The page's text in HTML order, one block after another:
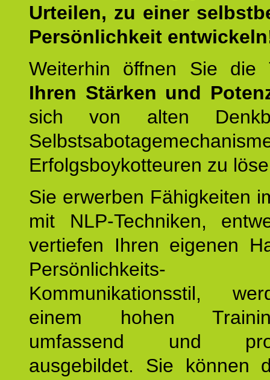
Urteilen, zu einer
Persönlichkeit
Weiterhin öffnen Sie
Ihren Stärken und
sich von alten
Erfolgsboykotteuren zu
Sie erwerben Fähigkeiten
mit NLP-Techniken,
vertiefen Ihren eigenen
Kommunikationsstil,
einem hohen
umfassend und
ausgebildet. Sie können